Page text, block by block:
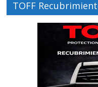
TOFF